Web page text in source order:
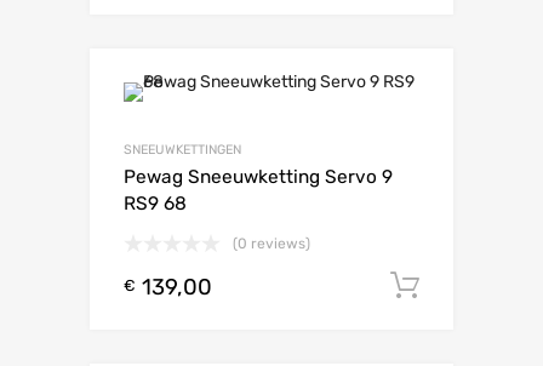
SNEEUWKETTINGEN
Pewag Sneeuwketting Servo 9
RS9 68
(0 reviews)
€ 139,00